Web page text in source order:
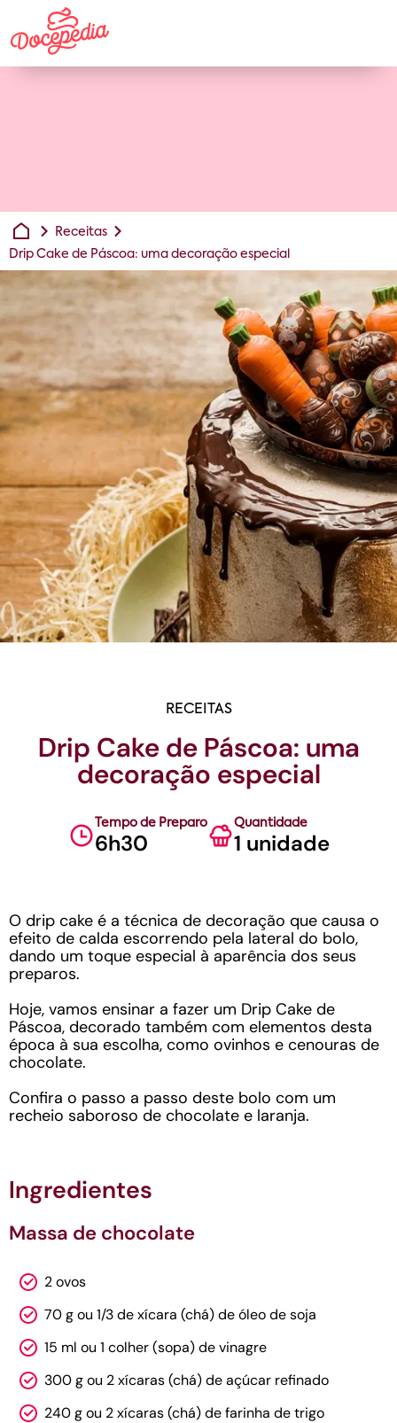
Receitas
Drip Cake de Páscoa: uma decoração especial
RECEITAS
Drip Cake de Páscoa: uma
decoração especial
Tempo de Preparo
6h30
Quantidade
1 unidade
O drip cake é a técnica de decoração que causa o
efeito de calda escorrendo pela lateral do bolo,
dando um toque especial à aparência dos seus
preparos.
Hoje, vamos ensinar a fazer um Drip Cake de
Páscoa, decorado também com elementos desta
época à sua escolha, como ovinhos e cenouras de
chocolate.
Confira o passo a passo deste bolo com um
recheio saboroso de chocolate e laranja.
Ingredientes
Massa de chocolate
2 ovos
70 g ou 1/3 de xícara (chá) de óleo de soja
15 ml ou 1 colher (sopa) de vinagre
300 g ou 2 xícaras (chá) de açúcar refinado
240 g ou 2 xícaras (chá) de farinha de trigo